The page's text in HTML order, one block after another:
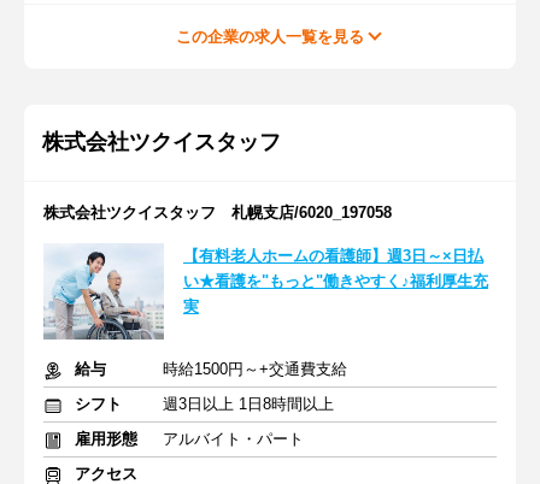
この企業の求人一覧を見る
株式会社ツクイスタッフ
株式会社ツクイスタッフ 札幌支店/6020_197058
【有料老人ホームの看護師】週3日～×日払
い★看護を"もっと"働きやすく♪福利厚生充
実
給与
時給1500円～+交通費支給
シフト
週3日以上 1日8時間以上
雇用形態
アルバイト・パート
アクセス